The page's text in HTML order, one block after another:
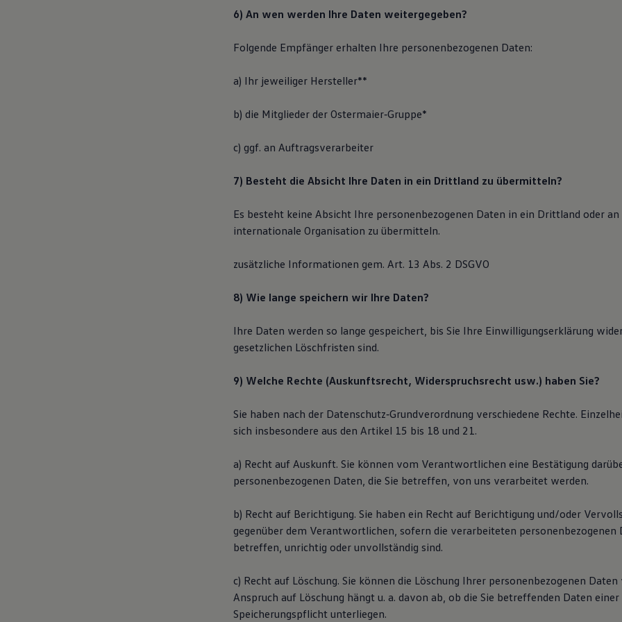
6) An wen werden Ihre Daten weitergegeben?
Folgende Empfänger erhalten Ihre personenbezogenen Daten:
a) Ihr jeweiliger Hersteller**
b) die Mitglieder der Ostermaier‐Gruppe*
c) ggf. an Auftragsverarbeiter
7) Besteht die Absicht Ihre Daten in ein Drittland zu übermitteln?
Es besteht keine Absicht Ihre personenbezogenen Daten in ein Drittland oder an
internationale Organisation zu übermitteln.
zusätzliche Informationen gem. Art. 13 Abs. 2 DSGVO
8) Wie lange speichern wir Ihre Daten?
Ihre Daten werden so lange gespeichert, bis Sie Ihre Einwilligungserklärung
gesetzlichen Löschfristen sind.
9) Welche Rechte (Auskunftsrecht, Widerspruchsrecht usw.) haben Sie?
Sie haben nach der Datenschutz‐Grundverordnung verschiedene Rechte.
sich insbesondere aus den Artikel 15 bis 18 und 21.
a) Recht auf Auskunft. Sie können vom Verantwortlichen eine Bestätigung
personenbezogenen Daten, die Sie betreffen, von uns verarbeitet werden.
b) Recht auf Berichtigung. Sie haben ein Recht auf Berichtigung und/oder
gegenüber dem Verantwortlichen, sofern die verarbeiteten personenbezogenen
betreffen, unrichtig oder unvollständig sind.
c) Recht auf Löschung. Sie können die Löschung Ihrer personenbezogenen
Anspruch auf Löschung hängt u. a. davon ab, ob die Sie betreffenden Daten
Speicherungspflicht unterliegen.